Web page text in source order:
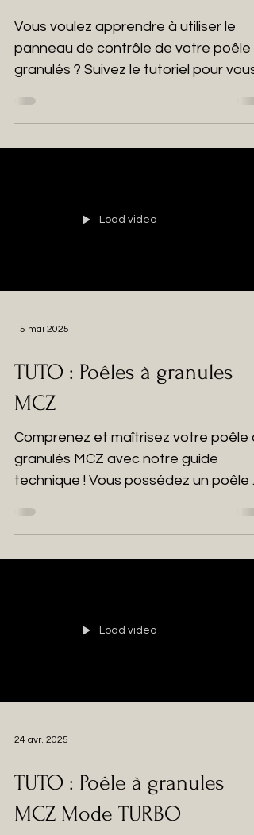
Vous voulez apprendre à utiliser le
panneau de contrôle de votre poêle
granulés ? Suivez le tutoriel pour vous
Load video
15 mai 2025
TUTO : Poêles à granules
MCZ
Comprenez et maîtrisez votre poêle à
granulés MCZ avec notre guide
technique ! Vous possédez un poêle à
Load video
24 avr. 2025
TUTO : Poêle à granules
MCZ Mode TURBO